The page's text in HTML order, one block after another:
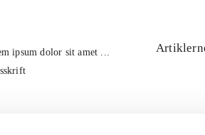
ipsum dolor sit amet ...